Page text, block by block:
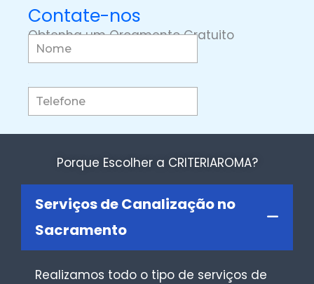
Contate-nos
Obtenha um Orçamento Gratuito
Porque Escolher a CRITERIAROMA?
Serviços de Canalização no
Sacramento
Realizamos todo o tipo de serviços de